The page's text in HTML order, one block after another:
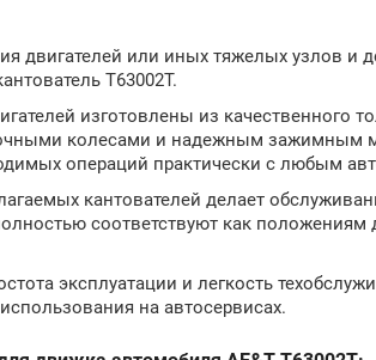
двигателей или иных тяжелых узлов и
T63002T.
изготовлены из качественного
колесами и надежным зажимным
операций практически с любым
кантователей делает
соответствуют как
эксплуатации и легкость
на автосервисах.